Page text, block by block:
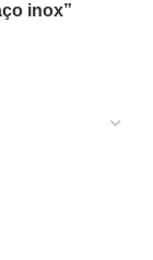
inox”